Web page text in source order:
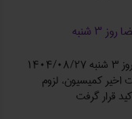
جلسه کمیسیون تخصصی نقشه برداری با حضور اعضا روز ۳ شنبه
جلسه کمیسیون تخصصی نقشه برداری با حضور اعضا روز ۳ شنبه ۱۴۰۴/۰۸/۲۷
کمیسیون، لزوم
قرار گرفت